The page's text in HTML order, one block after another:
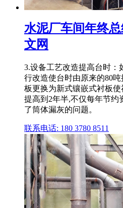
水泥厂车间年终
文网
3.设备工艺改造提高台时：
行改造使台时由原来的80
板更换为新式镶嵌式衬板
提高到2年半,不仅每年节约
了筒体漏灰的问题。
联系电话: 180 3780 8511